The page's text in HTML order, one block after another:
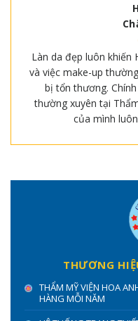
Làn da đẹp luôn khiến
và việc make-up
bị tổn thương.
thường xuyên tại
của mình
THƯƠNG
THẨM MỸ VIỆN HOA
HÀNG MỖI NĂM